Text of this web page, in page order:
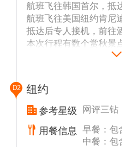
航班飞往韩国首尔，抵
航班飞往美国纽约肯尼
抵达后专人接机，前往
本次行程有数个赏秋景
依据美国国家公园发布
因素影响较大，每年最
无法做到100%精准预
致树叶未达理想状态或
理解，我们将照常前往
D2 纽约
参考星级 网评三钻
用餐信息
早餐：包
中餐：包